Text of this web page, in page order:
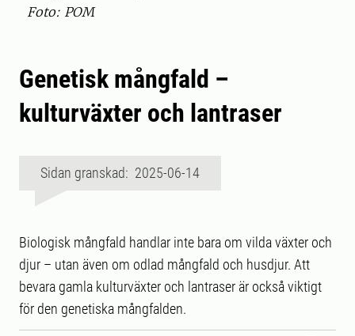
Foto: POM
Genetisk mångfald –
kulturväxter och lantraser
Sidan granskad: 2025-06-14
Biologisk mångfald handlar inte bara om vilda växter och
djur – utan även om odlad mångfald och husdjur. Att
bevara gamla kulturväxter och lantraser är också viktigt
för den genetiska mångfalden.